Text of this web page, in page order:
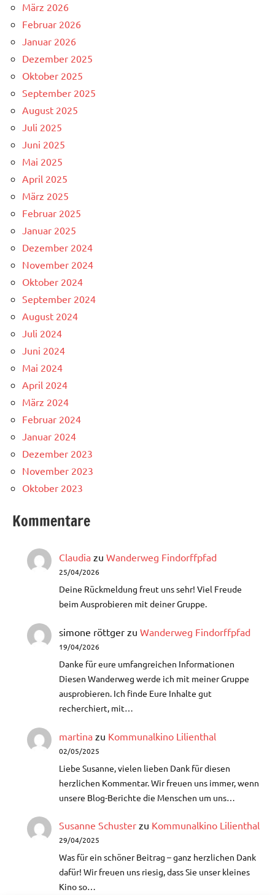
März 2026
Februar 2026
Januar 2026
Dezember 2025
Oktober 2025
September 2025
August 2025
Juli 2025
Juni 2025
Mai 2025
April 2025
März 2025
Februar 2025
Januar 2025
Dezember 2024
November 2024
Oktober 2024
September 2024
August 2024
Juli 2024
Juni 2024
Mai 2024
April 2024
März 2024
Februar 2024
Januar 2024
Dezember 2023
November 2023
Oktober 2023
Kommentare
Claudia zu Wanderweg Findorffpfad
25/04/2026
Deine Rückmeldung freut uns sehr! Viel Freude
beim Ausprobieren mit deiner Gruppe.
simone röttger zu Wanderweg Findorffpfad
19/04/2026
Danke für eure umfangreichen Informationen
Diesen Wanderweg werde ich mit meiner Gruppe
ausprobieren. Ich finde Eure Inhalte gut
recherchiert, mit…
martina zu Kommunalkino Lilienthal
02/05/2025
Liebe Susanne, vielen lieben Dank für diesen
herzlichen Kommentar. Wir freuen uns immer, wenn
unsere Blog-Berichte die Menschen um uns…
Susanne Schuster zu Kommunalkino Lilienthal
29/04/2025
Was für ein schöner Beitrag – ganz herzlichen Dank
dafür!​ Wir freuen uns riesig, dass Sie unser kleines
Kino so…